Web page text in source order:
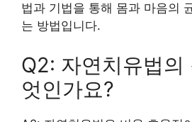
법과 기법을 통해 몸과 마음의
는 방법입니다.
Q2: 자연치유법의
엇인가요?